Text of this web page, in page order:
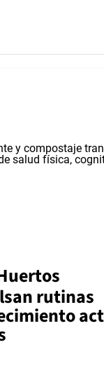
rutinas